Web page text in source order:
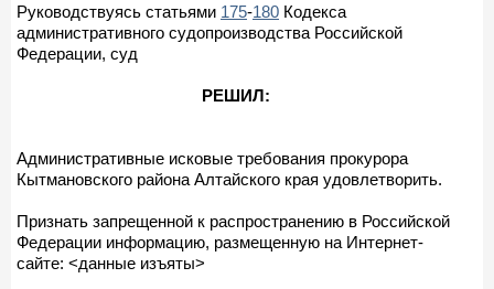
Руководствуясь статьями 175-180 Кодекса
административного судопроизводства Российской
Федерации, суд
РЕШИЛ:
Административные исковые требования прокурора
Кытмановского района Алтайского края удовлетворить.
Признать запрещенной к распространению в Российской
Федерации информацию, размещенную на Интернет-
сайте: <данные изъяты>